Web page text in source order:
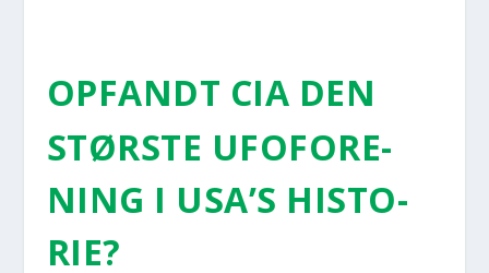
OPFANDT CIA DEN
STØR­STE UFO­FOR­E­
NING I USA’S HISTO­
RIE?